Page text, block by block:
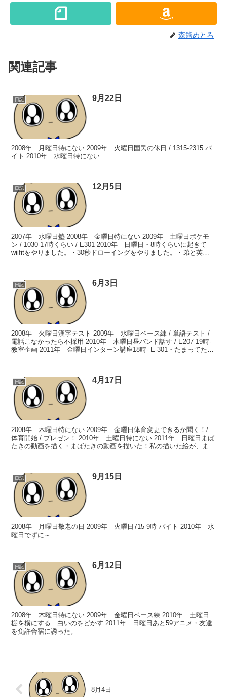
森熊めとろ
関連記事
日記 9月22日
2008年 月曜日特にない 2009年 火曜日国民の休日 / 1315-2315 バ
イト 2010年 水曜日特にない
日記 12月5日
2007年 水曜日塾 2008年 金曜日特にない 2009年 土曜日ポケモ
ン / 1030-17時くらい / E301 2010年 日曜日・8時くらいに起きて
wiifitをやりました。・30秒ドローイングをやりました。・弟と英語
日記 6月3日
2008年 火曜日漢字テスト 2009年 水曜日ベース練 / 単語テスト /
電話こなかったら不採用 2010年 木曜日昼バンド話す / E207 19時-
教室企画 2011年 金曜日インターン講座18時- E-301・たまってたア
日記 4月17日
2008年 木曜日特にない 2009年 金曜日体育変更できるか聞く！/
体育開始 / プレゼン！ 2010年 土曜日特にない 2011年 日曜日まば
たきの動画を描く・まばたきの動画を描いた！私の描いた絵が、まば
日記 9月15日
2008年 月曜日敬老の日 2009年 火曜日715-9時 バイト 2010年 水
曜日でずに～
日記 6月12日
2008年 木曜日特にない 2009年 金曜日ベース練 2010年 土曜日
棚を横にする 白いのをどかす 2011年 日曜日あと59アニメ・友達
を免許合宿に誘った。
8月4日